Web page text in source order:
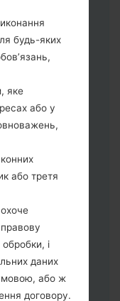
як це
клавіші:
та Bixbi.
клавіші:
гучності.
до ПК
клавіші:
та
натисніть
Bixbi.
клавіші:
до ПК,
Ваш
будь-яких
яке
або у
або третя
і
даних
або ж
договору.